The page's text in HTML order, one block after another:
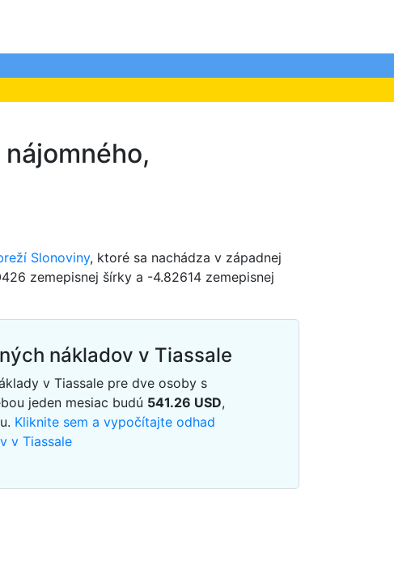
Slonoviny, ktoré sa nachádza v západnej
zemepisnej šírky a -4.82614 zemepisnej
nákladov v Tiassale
v Tiassale pre dve osoby s
jeden mesiac budú 541.26 USD,
Kliknite sem a vypočítajte odhad
v Tiassale